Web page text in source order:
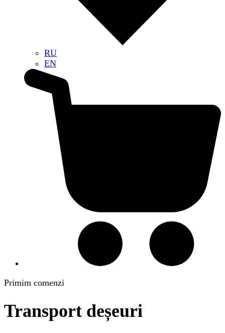
RU
EN
Primim comenzi
Transport deșeuri